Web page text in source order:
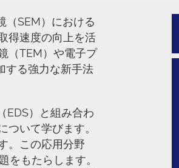
（SEM）における
得速度の向上を活
（TEM）や電子プ
する強力な新手法
EDS）と組み合わ
いて学びます。
。この応用分野
をもたらします。